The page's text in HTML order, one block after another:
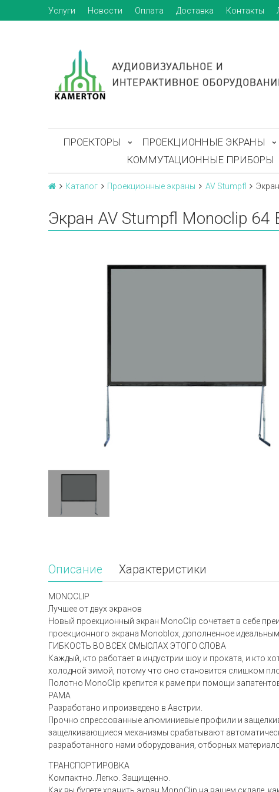
Услуги Новости Оплата Доставка Контакты
ПРОЕКТОРЫ ПРОЕКЦИОННЫЕ ЭКРАНЫ
КОММУТАЦИОННЫЕ ПРИБОРЫ
Каталог Проекционные экраны AV Stumpfl
Экран AV Stumpfl Monoclip 64
Описание Характеристики
MONOCLIP
Лучшее от двух экранов
Новый проекционный экран MonoClip сочетает в себе
проекционного экрана Monoblox, дополненное
ГИБКОСТЬ ВО ВСЕХ СМЫСЛАХ ЭТОГО СЛОВА
Каждый, кто работает в индустрии шоу и проката, и кто
холодной зимой, потому что оно становится слишком
Полотно MonoClip крепится к раме при помощи
РАМА
Разработано и произведено в Австрии.
Прочно спрессованные алюминиевые профили и
защелкивающиеся механизмы срабатывают
разработанного нами оборудования, отборных
ТРАНСПОРТИРОВКА
Компактно. Легко. Защищенно.